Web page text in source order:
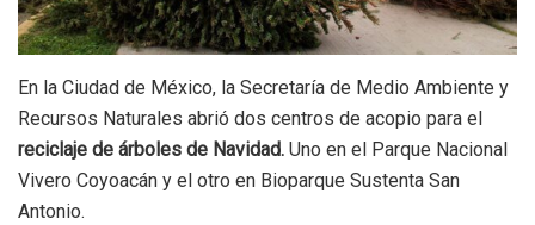
En la Ciudad de México, la Secretaría de Medio Ambiente y
Recursos Naturales abrió dos centros de acopio para el
reciclaje de árboles de Navidad. Uno en el Parque Nacional
Vivero Coyoacán y el otro en Bioparque Sustenta San
Antonio.